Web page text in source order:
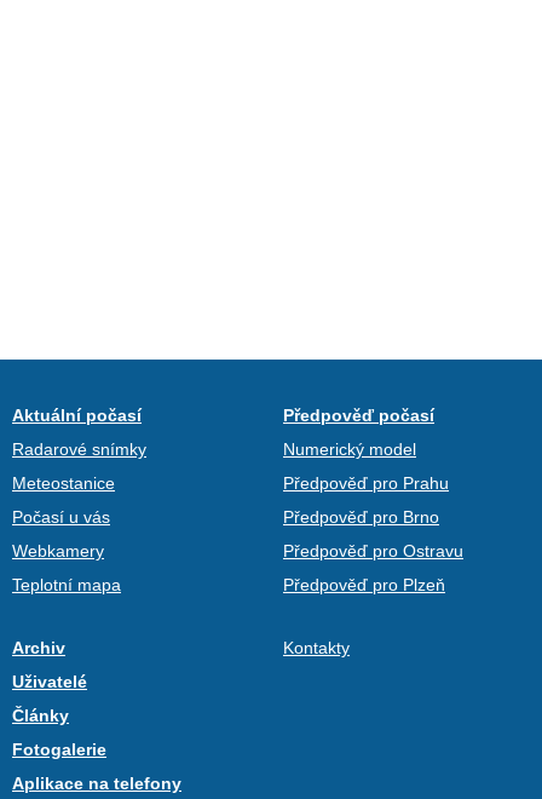
Aktuální počasí
Radarové snímky
Meteostanice
Počasí u vás
Webkamery
Teplotní mapa
Předpověď počasí
Numerický model
Předpověď pro Prahu
Předpověď pro Brno
Předpověď pro Ostravu
Předpověď pro Plzeň
Archiv
Uživatelé
Články
Fotogalerie
Aplikace na telefony
Kontakty